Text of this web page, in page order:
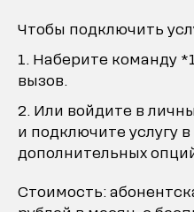
Чтобы подключить
Наберите команду
вызов.
Или войдите в
и подключите услугу
дополнительных
Стоимость: